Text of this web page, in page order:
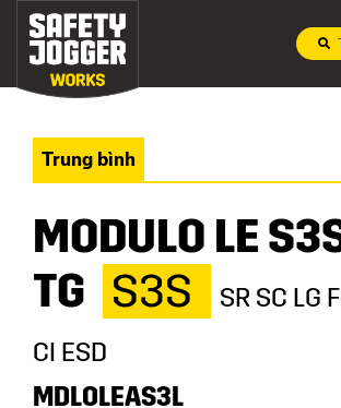
Trung bình
MODULO LE
TG S3S
SR SC LG
CI ESD
MDLOLEAS3L